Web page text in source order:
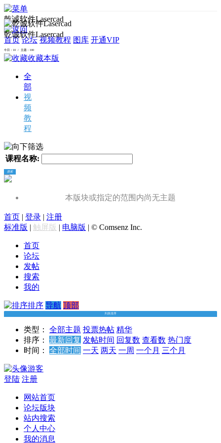
乾诚软件Lasercad
首页 论坛 视频教程 图库 开通VIP
乾诚软件Lasercad
今日：10 / 主题：100
收藏本版
全
部
视
频
教
程
筛选
课程名称:
搜索
本版块或指定的范围内尚无主题
首页 | 登录 | 注册
标准版 | 触屏版 | 电脑版 | © Comsenz Inc.
首页
论坛
发帖
搜索
我的
排序 导航 顶部
列表排序
类型： 全部主题 投票热帖 精华
排序：
最新回复 发帖时间 回复数 查看数 热门度
时间：
全部时间 一天 两天 一周 一个月 三个月
游客
登陆 注册
网站首页
论坛版块
站内搜索
个人中心
我的消息